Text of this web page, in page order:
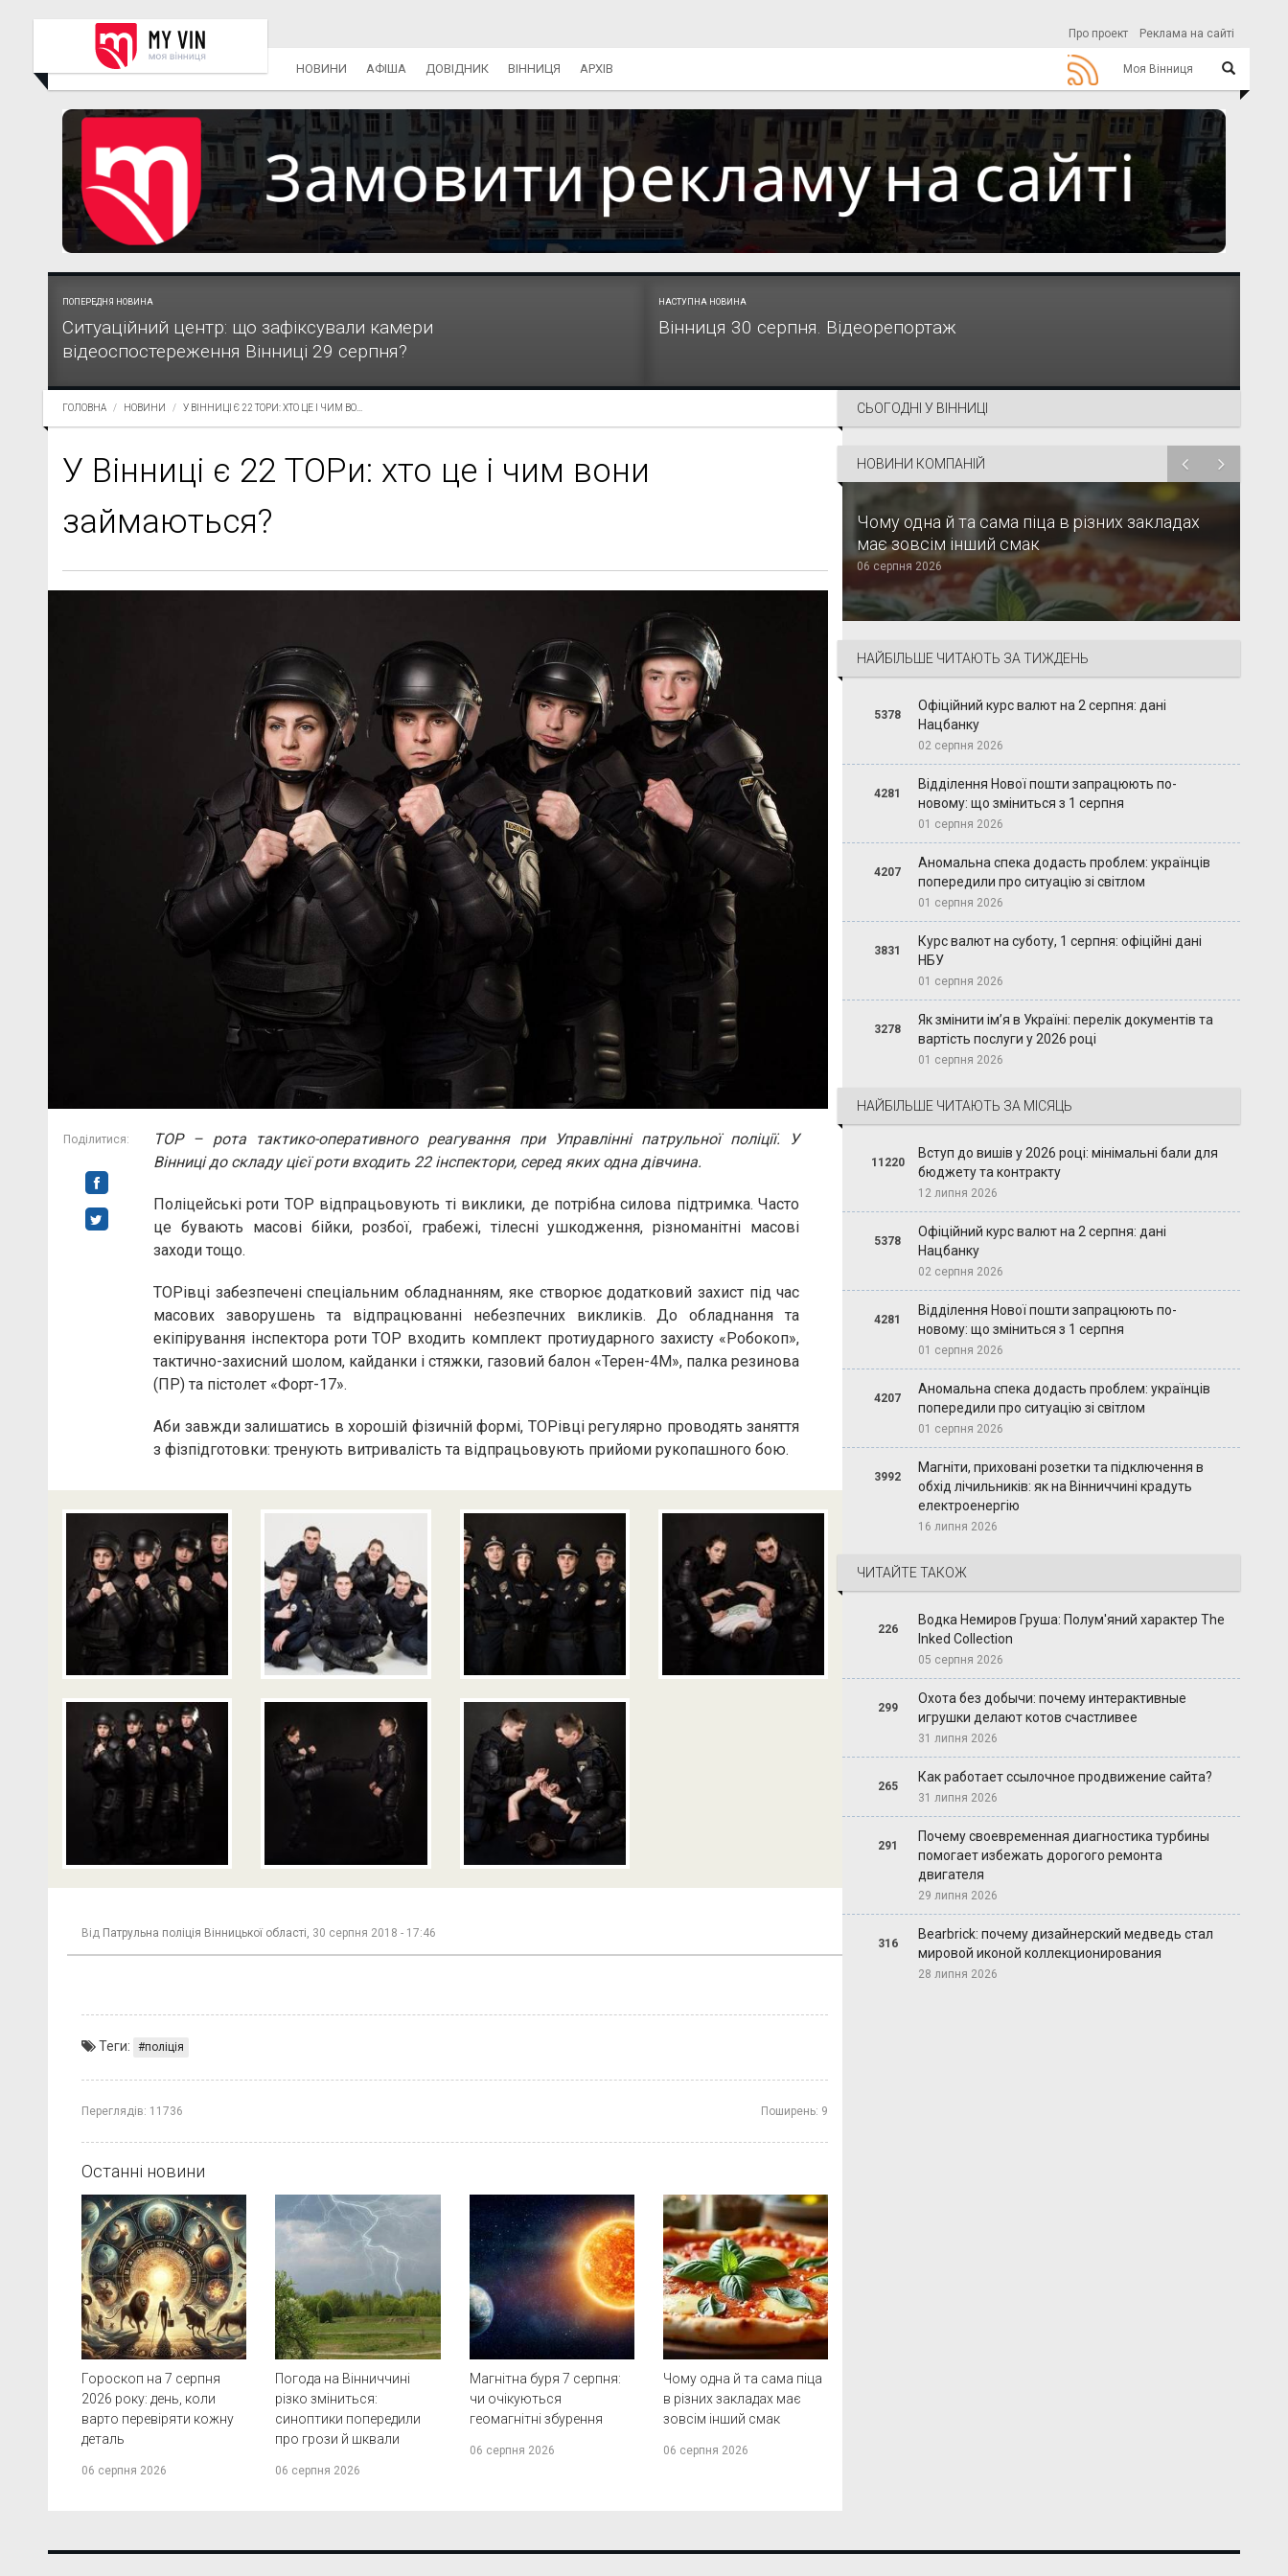
Про проект Реклама на сайті
Моя Вінниця
НОВИНИ АФІША ДОВІДНИК ВІННИЦЯ АРХІВ
ПОПЕРЕДНЯ НОВИНА
Ситуаційний центр: що зафіксували камери
відеоспостереження Вінниці 29 серпня?
НАСТУПНА НОВИНА
Вінниця 30 серпня. Відеорепортаж
ГОЛОВНА НОВИНИ У ВІННИЦІ Є 22 ТОРИ: ХТО ЦЕ І ЧИМ ВО...
У Вінниці є 22 ТОРи: хто це і чим вони
займаються?
Поділитися:
ТОР – рота тактико-оперативного реагування при Управлінні патрульної поліції. У
Вінниці до складу цієї роти входить 22 інспектори, серед яких одна дівчина.
Поліцейські роти ТОР відпрацьовують ті виклики, де потрібна силова підтримка. Часто
це бувають масові бійки, розбої, грабежі, тілесні ушкодження, різноманітні масові
заходи тощо.
ТОРівці забезпечені спеціальним обладнанням, яке створює додатковий захист під час
масових заворушень та відпрацюванні небезпечних викликів. До обладнання та
екіпірування інспектора роти ТОР входить комплект протиударного захисту «Робокоп»,
тактично-захисний шолом, кайданки і стяжки, газовий балон «Терен-4М», палка резинова
(ПР) та пістолет «Форт-17».
Аби завжди залишатись в хорошій фізичній формі, ТОРівці регулярно проводять заняття
з фізпідготовки: тренують витривалість та відпрацьовують прийоми рукопашного бою.
Від Патрульна поліція Вінницької області, 30 серпня 2018 - 17:46
Теги: поліція
Переглядів: 11736 Поширень: 9
Останні новини
Гороскоп на 7 серпня
2026 року: день, коли
варто перевіряти кожну
деталь
06 серпня 2026
Погода на Вінниччині
різко зміниться:
синоптики попередили
про грози й шквали
06 серпня 2026
Магнітна буря 7 серпня:
чи очікуються
геомагнітні збурення
06 серпня 2026
Чому одна й та сама піца
в різних закладах має
зовсім інший смак
06 серпня 2026
СЬОГОДНІ У ВІННИЦІ
НОВИНИ КОМПАНІЙ
Чому одна й та сама піца в різних закладах
має зовсім інший смак
06 серпня 2026
НАЙБІЛЬШЕ ЧИТАЮТЬ ЗА ТИЖДЕНЬ
5378
Офіційний курс валют на 2 серпня: дані
Нацбанку
02 серпня 2026
4281
Відділення Нової пошти запрацюють по-
новому: що зміниться з 1 серпня
01 серпня 2026
4207
Аномальна спека додасть проблем: українців
попередили про ситуацію зі світлом
01 серпня 2026
3831
Курс валют на суботу, 1 серпня: офіційні дані
НБУ
01 серпня 2026
3278
Як змінити ім’я в Україні: перелік документів та
вартість послуги у 2026 році
01 серпня 2026
НАЙБІЛЬШЕ ЧИТАЮТЬ ЗА МІСЯЦЬ
11220
Вступ до вишів у 2026 році: мінімальні бали для
бюджету та контракту
12 липня 2026
5378
Офіційний курс валют на 2 серпня: дані
Нацбанку
02 серпня 2026
4281
Відділення Нової пошти запрацюють по-
новому: що зміниться з 1 серпня
01 серпня 2026
4207
Аномальна спека додасть проблем: українців
попередили про ситуацію зі світлом
01 серпня 2026
3992
Магніти, приховані розетки та підключення в
обхід лічильників: як на Вінниччині крадуть
електроенергію
16 липня 2026
ЧИТАЙТЕ ТАКОЖ
226
Водка Немиров Груша: Полум'яний характер The
Inked Collection
05 серпня 2026
299
Охота без добычи: почему интерактивные
игрушки делают котов счастливее
31 липня 2026
265
Как работает ссылочное продвижение сайта?
31 липня 2026
291
Почему своевременная диагностика турбины
помогает избежать дорогого ремонта
двигателя
29 липня 2026
316
Bearbrick: почему дизайнерский медведь стал
мировой иконой коллекционирования
28 липня 2026